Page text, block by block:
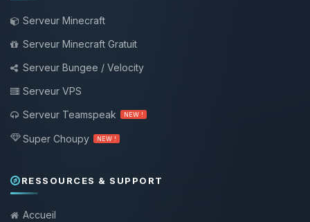
Serveur Minecraft
Serveur Minecraft Gratuit
Serveur Bungee / Velocity
Serveur VPS
Serveur Teamspeak
NEW !
Super Choupy NEW !
RESSOURCES & SUPPORT
Accueil